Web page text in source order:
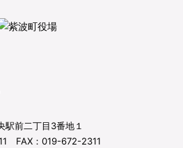
駅前二丁目3番地１
FAX：019-672-2311